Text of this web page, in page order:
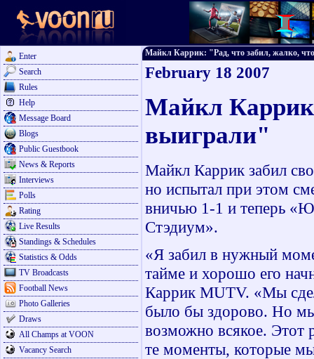
Enter
Search
Rules
Help
Message Board
Blogs
Public Guestbook
News & Reports
Interviews
Polls
Rating
Live Results
Standings & Schedules
Statistics & Odds
TV Broadcasts
Football News
Photo Galleries
Draws
All Champs at VOON
Vacancy Search
Майкл Каррик: "Рад, что забил, жалко,
February 18 2007
Майкл
выиграли"
Майкл Каррик забил
но испытал при этом
вничью 1-1 и теперь
Стэдиум».
«Я забил в нужный
тайме и хорошо его
Каррик MUTV. «Мы
было бы здорово. Но мы
возможно всякое. Этот
те моменты, которые